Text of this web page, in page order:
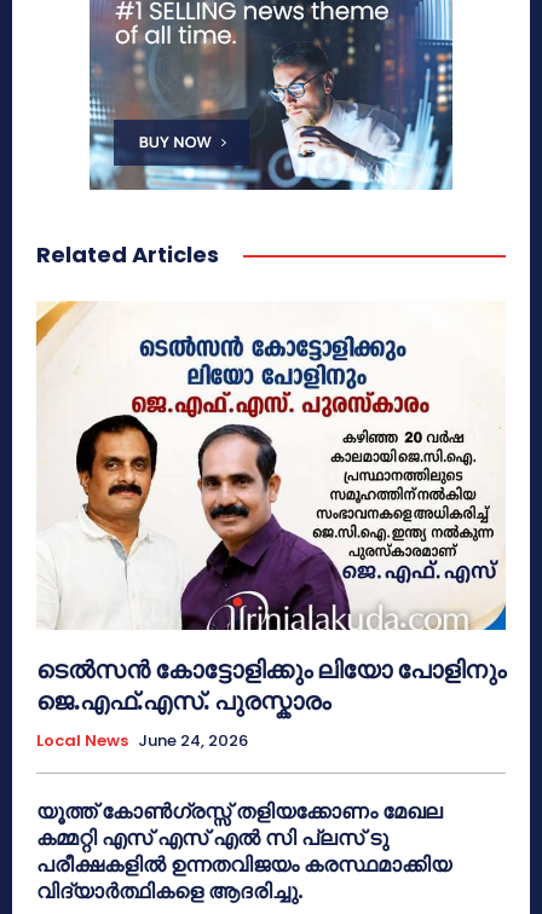
Related Articles
ടെൽസൻ കോട്ടോളിക്കും ലിയോ പോളിനും
ജെ.എഫ്.എസ്. പുരസ്കാരം
Local News June 24, 2026
യൂത്ത് കോൺഗ്രസ്സ് തളിയക്കോണം മേഖല
കമ്മറ്റി എസ് എസ് എൽ സി പ്ലസ് ടു
പരീക്ഷകളിൽ ഉന്നതവിജയം കരസ്ഥമാക്കിയ
വിദ്യാർത്ഥികളെ ആദരിച്ചു.